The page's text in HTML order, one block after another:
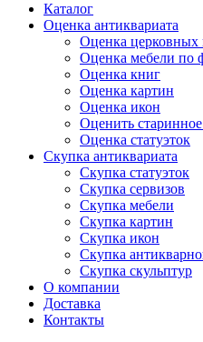
Каталог
Оценка антиквариата
Оценка церковных
Оценка мебели по
Оценка книг
Оценка картин
Оценка икон
Оценить старинное
Оценка статуэток
Скупка антиквариата
Скупка статуэток
Скупка сервизов
Скупка мебели
Скупка картин
Скупка икон
Скупка
Скупка скульптур
О компании
Доставка
Контакты